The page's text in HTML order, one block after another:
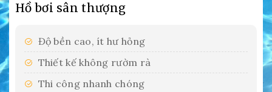
Hồ bơi sân thượng
Độ bền cao, ít hư hỏng
Thiết kế không rườm rà
Thi công nhanh chóng